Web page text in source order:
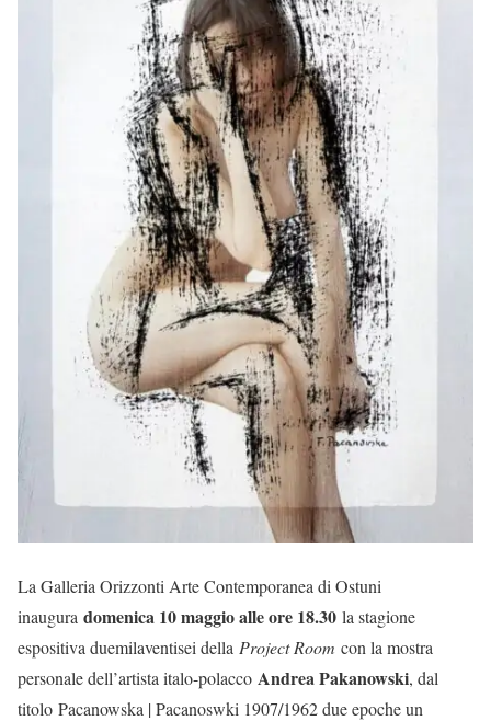
La Galleria Orizzonti Arte Contemporanea di Ostuni
inaugura domenica 10 maggio alle ore 18.30 la stagione
espositiva duemilaventisei della Project Room con la mostra
personale dell’artista italo-polacco Andrea Pakanowski, dal
titolo Pacanowska | Pacanoswki 1907/1962 due epoche un